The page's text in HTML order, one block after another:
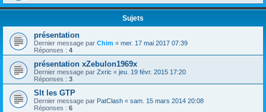
Sujets
présentation
Dernier message par Chim « mer. 17 mai 2017 07:39
Réponses : 4
présentation xZebulon1969x
Dernier message par Zxric « jeu. 19 févr. 2015 17:20
Réponses : 3
Slt les GTP
Dernier message par PatClash « sam. 15 mars 2014 20:08
Réponses : 6